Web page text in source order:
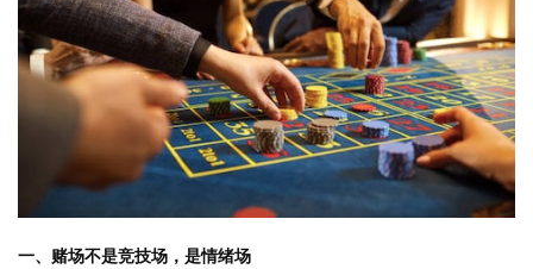
一、赌场不是竞技场，是情绪场